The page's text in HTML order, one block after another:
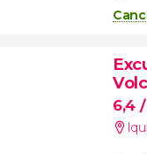
6,4 /